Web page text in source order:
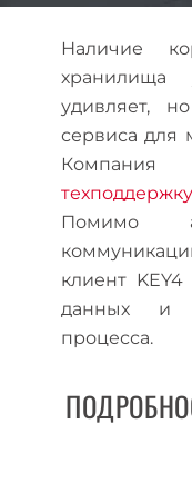
Наличие
удивляет,
сервиса для
Компания
техподдержку
Помимо
клиент
данных и
процесса.